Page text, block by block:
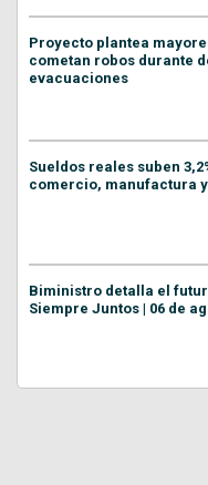
Proyecto plantea
cometan robos durante
evacuaciones
Sueldos reales suben
comercio, manufactura
Biministro detalla el
Siempre Juntos | 06 de